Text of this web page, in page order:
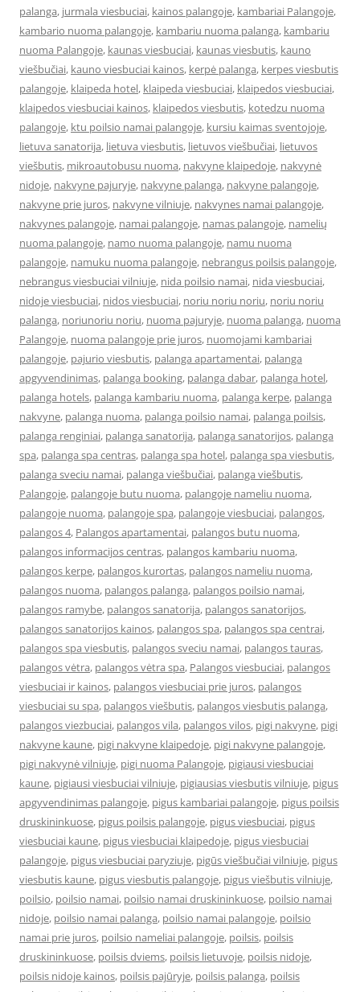
palanga, jurmala viesbuciai, kainos palangoje, kambariai Palangoje,
kambario nuoma palangoje, kambariu nuoma palanga, kambariu
nuoma Palangoje, kaunas viesbuciai, kaunas viesbutis, kauno
viešbučiai, kauno viesbuciai kainos, kerpė palanga, kerpes viesbutis
palangoje, klaipeda hotel, klaipeda viesbuciai, klaipedos viesbuciai,
klaipedos viesbuciai kainos, klaipedos viesbutis, kotedzu nuoma
palangoje, ktu poilsio namai palangoje, kursiu kaimas sventojoje,
lietuva sanatorija, lietuva viesbutis, lietuvos viešbučiai, lietuvos
viešbutis, mikroautobusu nuoma, nakvyne klaipedoje, nakvynė
nidoje, nakvyne pajuryje, nakvyne palanga, nakvyne palangoje,
nakvyne prie juros, nakvyne vilniuje, nakvynes namai palangoje,
nakvynes palangoje, namai palangoje, namas palangoje, namelių
nuoma palangoje, namo nuoma palangoje, namu nuoma
palangoje, namuku nuoma palangoje, nebrangus poilsis palangoje,
nebrangus viesbuciai vilniuje, nida poilsio namai, nida viesbuciai,
nidoje viesbuciai, nidos viesbuciai, noriu noriu noriu, noriu noriu
palanga, noriunoriu noriu, nuoma pajuryje, nuoma palanga, nuoma
Palangoje, nuoma palangoje prie juros, nuomojami kambariai
palangoje, pajurio viesbutis, palanga apartamentai, palanga
apgyvendinimas, palanga booking, palanga dabar, palanga hotel,
palanga hotels, palanga kambariu nuoma, palanga kerpe, palanga
nakvyne, palanga nuoma, palanga poilsio namai, palanga poilsis,
palanga renginiai, palanga sanatorija, palanga sanatorijos, palanga
spa, palanga spa centras, palanga spa hotel, palanga spa viesbutis,
palanga sveciu namai, palanga viešbučiai, palanga viešbutis,
Palangoje, palangoje butu nuoma, palangoje nameliu nuoma,
palangoje nuoma, palangoje spa, palangoje viesbuciai, palangos,
palangos 4, Palangos apartamentai, palangos butu nuoma,
palangos informacijos centras, palangos kambariu nuoma,
palangos kerpe, palangos kurortas, palangos nameliu nuoma,
palangos nuoma, palangos palanga, palangos poilsio namai,
palangos ramybe, palangos sanatorija, palangos sanatorijos,
palangos sanatorijos kainos, palangos spa, palangos spa centrai,
palangos spa viesbutis, palangos sveciu namai, palangos tauras,
palangos vėtra, palangos vėtra spa, Palangos viesbuciai, palangos
viesbuciai ir kainos, palangos viesbuciai prie juros, palangos
viesbuciai su spa, palangos viešbutis, palangos viesbutis palanga,
palangos viezbuciai, palangos vila, palangos vilos, pigi nakvyne, pigi
nakvyne kaune, pigi nakvyne klaipedoje, pigi nakvyne palangoje,
pigi nakvynė vilniuje, pigi nuoma Palangoje, pigiausi viesbuciai
kaune, pigiausi viesbuciai vilniuje, pigiausias viesbutis vilniuje, pigus
apgyvendinimas palangoje, pigus kambariai palangoje, pigus poilsis
druskininkuose, pigus poilsis palangoje, pigus viesbuciai, pigus
viesbuciai kaune, pigus viesbuciai klaipedoje, pigus viesbuciai
palangoje, pigus viesbuciai paryziuje, pigūs viešbučiai vilniuje, pigus
viesbutis kaune, pigus viesbutis palangoje, pigus viešbutis vilniuje,
poilsio, poilsio namai, poilsio namai druskininkuose, poilsio namai
nidoje, poilsio namai palanga, poilsio namai palangoje, poilsio
namai prie juros, poilsio nameliai palangoje, poilsis, poilsis
druskininkuose, poilsis dviems, poilsis lietuvoje, poilsis nidoje,
poilsis nidoje kainos, poilsis pajūryje, poilsis palanga, poilsis